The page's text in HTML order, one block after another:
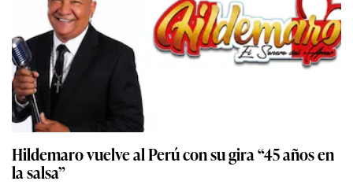
Hildemaro vuelve al Perú con su gira “45 años en
la salsa”